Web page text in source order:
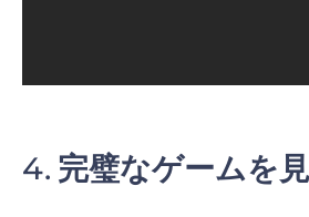
完璧なゲームを